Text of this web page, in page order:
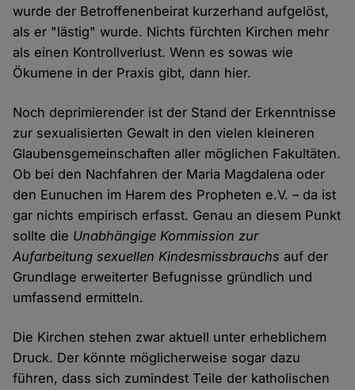
wurde der Betroffenenbeirat kurzerhand aufgelöst,
als er "lästig" wurde. Nichts fürchten Kirchen mehr
als einen Kontrollverlust. Wenn es sowas wie
Ökumene in der Praxis gibt, dann hier.
Noch deprimierender ist der Stand der Erkenntnisse
zur sexualisierten Gewalt in den vielen kleineren
Glaubensgemeinschaften aller möglichen Fakultäten.
Ob bei den Nachfahren der Maria Magdalena oder
den Eunuchen im Harem des Propheten e.V. – da ist
gar nichts empirisch erfasst. Genau an diesem Punkt
sollte die Unabhängige Kommission zur
Aufarbeitung sexuellen Kindesmissbrauchs auf der
Grundlage erweiterter Befugnisse gründlich und
umfassend ermitteln.
Die Kirchen stehen zwar aktuell unter erheblichem
Druck. Der könnte möglicherweise sogar dazu
führen, dass sich zumindest Teile der katholischen